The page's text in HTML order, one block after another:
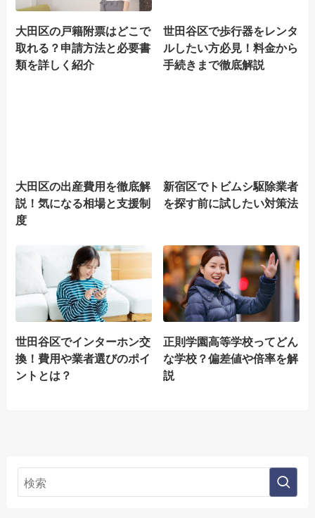
大田区の戸籍附票はどこで
取れる？申請方法と必要書
類を詳しく紹介
世田谷区で歩行器をレンタ
ルしたい方必見！料金から
手続きまで徹底解説
大田区の出産費用を徹底解
説！気になる相場と支援制
度
新宿区でトビムシ駆除業者
を探す前に試したい対策法
世田谷区でインターホン交
換！費用や業者選びのポイ
ントとは？
正則学園高等学校ってどん
な学校？偏差値や倍率を解
説